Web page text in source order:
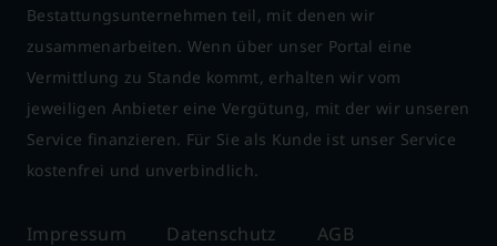
Bestattungsunternehmen teil, mit denen wir
zusammenarbeiten. Wenn über unser Portal eine
Vermittlung zu Stande kommt, erhalten wir vom
jeweiligen Anbieter eine Vergütung, mit der wir unseren
Service finanzieren. Für Sie als Kunde ist unser Service
kostenfrei und unverbindlich.
Impressum Datenschutz AGB